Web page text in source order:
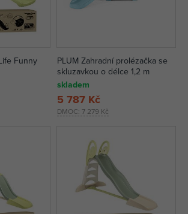
Funny
PLUM Zahradní prolézačka se
skluzavkou o délce 1,2 m
skladem
DMOC: 7 279 Kč
5 787 Kč